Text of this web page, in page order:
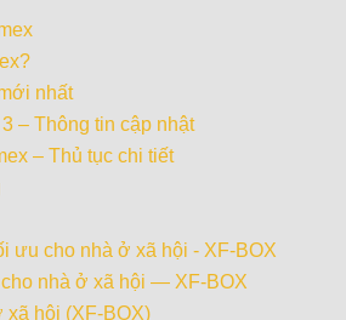
nhất
– Thông tin cập nhật
– Thủ tục chi tiết
ưu cho nhà ở xã hội - XF-BOX
nhà ở xã hội — XF-BOX
hội (XF-BOX)